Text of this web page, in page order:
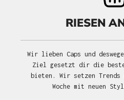
RIESEN
Wir lieben Caps und
Ziel gesetzt dir die beste
bieten. Wir setzen Trends
Woche mit neuen